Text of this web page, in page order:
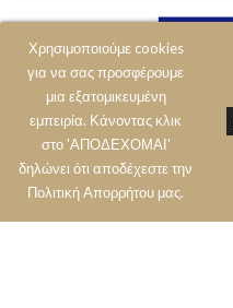
Χρησιμοποιούμε cookies
για να σας προσφέρουμε
μια εξατομικευμένη
εμπειρία. Κάνοντας κλικ
στο 'ΑΠΟΔΕΧΟΜΑΙ'
δηλώνει ότι αποδέχεστε την
Πολιτική Aπορρήτου μας.
Prev